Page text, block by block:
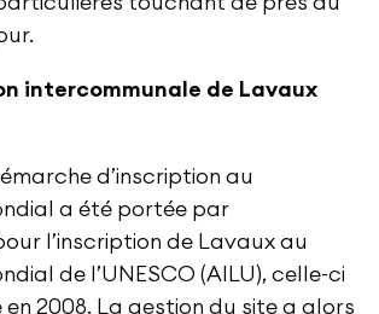
intercommunale de Lavaux
d’inscription au
a été portée par
l’inscription de Lavaux au
de l’UNESCO (AILU), celle-ci
2008. La gestion du site a alors